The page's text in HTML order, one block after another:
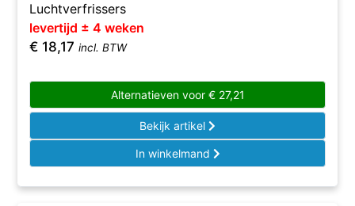
Luchtverfrissers
levertijd ± 4 weken
€ 18,17 incl. BTW
Alternatieven voor €27,21
Bekijk artikel
In winkelmand